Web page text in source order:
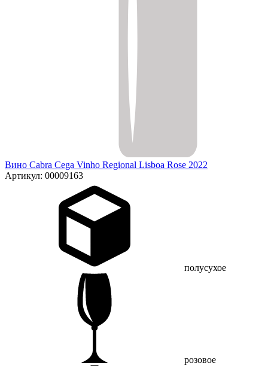
Вино Cabra Cega Vinho Regional Lisboa Rose 2022
Артикул: 00009163
полусухое
розовое